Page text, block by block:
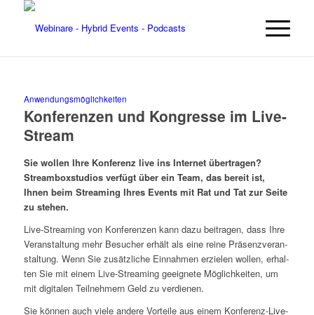
Anwendungsmöglichkeiten
Kon­fe­ren­zen und Kon­gres­se im Live-
Stream
Sie wol­len Ihre Kon­fe­renz live ins Inter­net über­tra­gen?
Stream­box­stu­di­os ver­fügt über ein Team, das bereit ist,
Ihnen beim Strea­ming Ihres Events mit Rat und Tat zur Sei­te
zu stehen.
Live-Strea­ming von Kon­fe­ren­zen kann dazu bei­tra­gen, dass Ihre
Ver­an­stal­tung mehr Besu­cher erhält als eine rei­ne Prä­senz­ver­an­
stal­tung. Wenn Sie zusätz­li­che Ein­nah­men erzie­len wol­len, erhal­
ten Sie mit einem Live-Strea­ming geeig­ne­te Mög­lich­kei­ten, um
mit digi­ta­len Teil­neh­mern Geld zu verdienen.
Sie kön­nen auch vie­le ande­re Vor­tei­le aus einem Kon­fe­renz-Live­